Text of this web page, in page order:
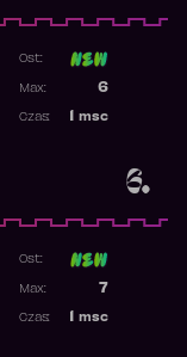
6.
Ost:
6
Max:
msc
Czas:
Ost:
7
Max:
msc
Czas: